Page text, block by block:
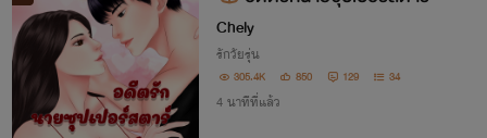
Chely
รักวัยรุ่น
305.4K 850 129 34
4 นาทีที่แล้ว